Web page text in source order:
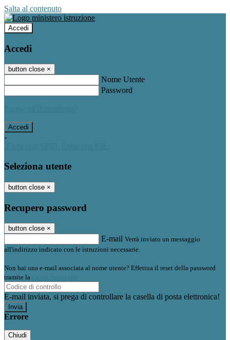
Salta al contenuto
Accedi
Accedi
button close ×
Nome Utente
Password
-
Seleziona utente
button close ×
Recupero password
button close ×
E-mail Verrà inviato un messaggio
all'indirizzo indicato con le istruzioni necessarie.
Non hai una e-mail associata al nome utente? Effettua il reset della password
tramite la
E-mail inviata, si prega di controllare la casella di posta elettronica!
Errore
Chiudi